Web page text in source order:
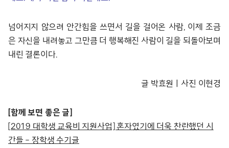
넘어지지 않으려 안간힘을 쓰면서 길을 걸어온 사람, 이제 조금
은 자신을 내려놓고 그만큼 더 행복해진 사람이 길을 되돌아보며
내린 결론이다.
글 박효원ㅣ사진 이현경
[함께 보면 좋은 글]
[2019 대학생 교육비 지원사업] 혼자였기에 더욱 찬란했던 시
간들 – 장학생 수기글